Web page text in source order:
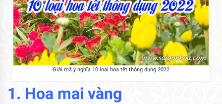
Giải mã ý nghĩa 10 loại hoa tết thông dụng 2022
1. Hoa mai vàng